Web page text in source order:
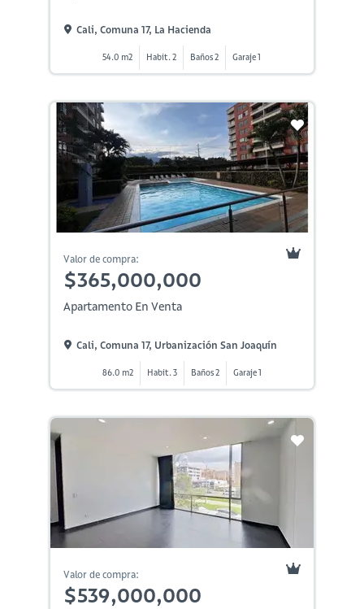
Cali, Comuna 17, La Hacienda
54.0 m2 Habit. 2 Baños 2 Garaje 1
Valor de compra:
$365,000,000
Apartamento En Venta
Cali, Comuna 17, Urbanización San Joaquín
86.0 m2 Habit. 3 Baños 2 Garaje 1
Valor de compra:
$539,000,000